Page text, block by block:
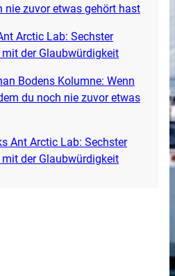
nie zuvor etwas gehört hast
Arctic Lab: Sechster
der Glaubwürdigkeit
Bodens Kolumne: Wenn
du noch nie zuvor etwas
Ant Arctic Lab: Sechster
der Glaubwürdigkeit